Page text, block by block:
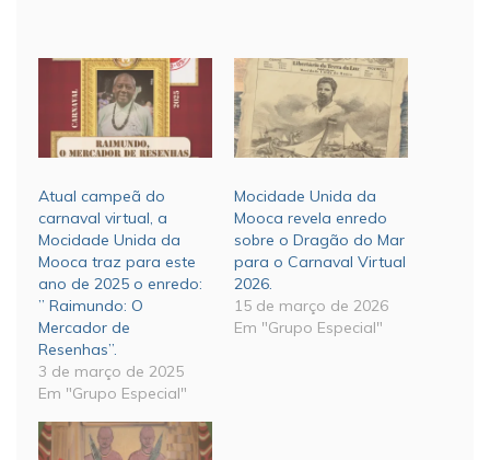
Atual campeã do
carnaval virtual, a
Mocidade Unida da
Mooca traz para este
ano de 2025 o enredo:
” Raimundo: O
Mercador de
Resenhas”.
3 de março de 2025
Em "Grupo Especial"
Mocidade Unida da
Mooca revela enredo
sobre o Dragão do Mar
para o Carnaval Virtual
2026.
15 de março de 2026
Em "Grupo Especial"